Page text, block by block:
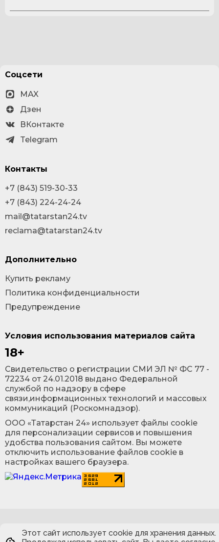
Условия использования материалов сайта
18+
Cвидетельство о регистрации СМИ ЭЛ № ФС 77 -
72234 от 24.01.2018 выдано Федеральной
службой по надзору в сфере
связи,информационных технологий и массовых
коммуникаций (Роскомнадзор).
ООО «Татарстан 24» использует файлы cookie
для персонализации сервисов и повышения
удобства пользования сайтом. Вы можете
отключить использование файлов cookie в
настройках вашего браузера.
Соцсети
MAX
Дзен
ВКонтакте
Telegram
Контакты
+7 (843) 519-30-33
+7 (843) 224-24-24
mail@tatarstan24.tv
reclama@tatarstan24.tv
Дополнительно
Купить рекламу
Политика конфиденциальности
Предупреждение
Этот сайт использует cookie для хранения данных.